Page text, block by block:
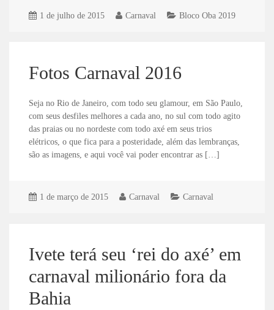
1 de julho de 2015 Carnaval Bloco Oba 2019
Fotos Carnaval 2016
Seja no Rio de Janeiro, com todo seu glamour, em São Paulo,
com seus desfiles melhores a cada ano, no sul com todo agito
das praias ou no nordeste com todo axé em seus trios
elétricos, o que fica para a posteridade, além das lembranças,
são as imagens, e aqui você vai poder encontrar as […]
1 de março de 2015 Carnaval Carnaval
Ivete terá seu ‘rei do axé’ em
carnaval milionário fora da
Bahia